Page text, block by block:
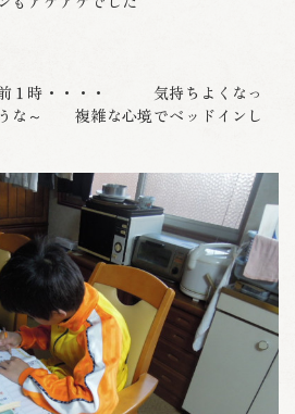
前１時・・・・ 気持ちよくなっ
～ 複雑な心境でベッドインし